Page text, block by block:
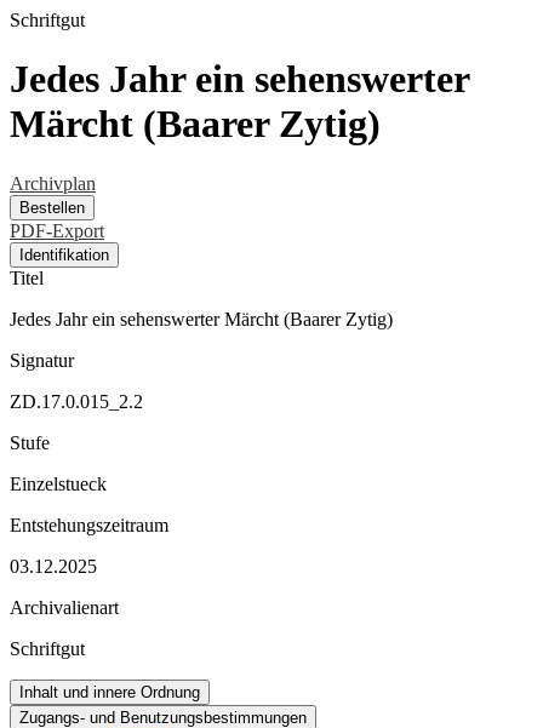
Schriftgut
Jedes Jahr ein sehenswerter
Märcht (Baarer Zytig)
Archivplan
Bestellen
PDF-Export
Identifikation
Titel
Jedes Jahr ein sehenswerter Märcht (Baarer Zytig)
Signatur
ZD.17.0.015_2.2
Stufe
Einzelstueck
Entstehungszeitraum
03.12.2025
Archivalienart
Schriftgut
Inhalt und innere Ordnung
Zugangs- und Benutzungsbestimmungen